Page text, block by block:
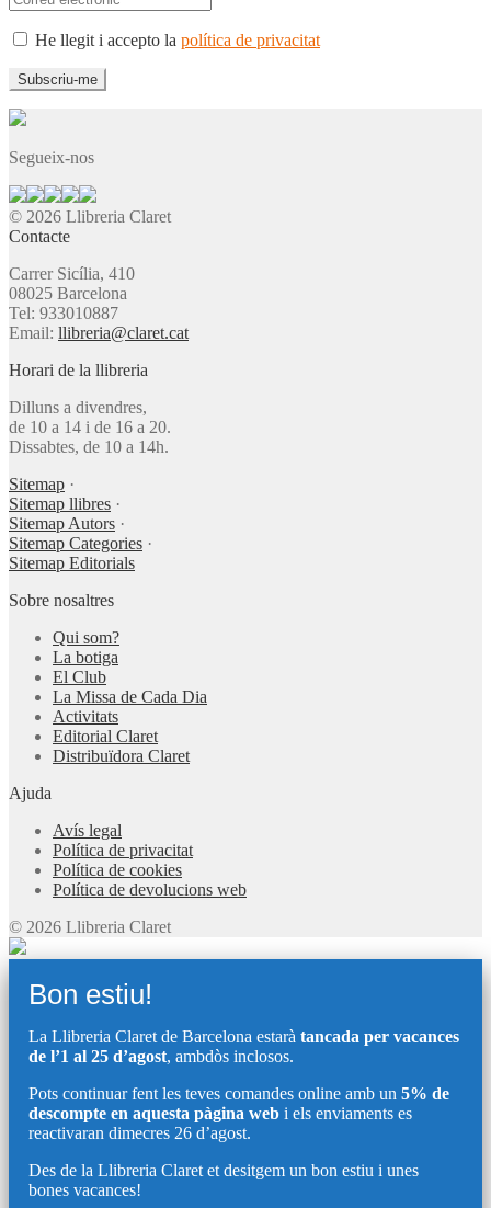
He llegit i accepto la política de privacitat
Segueix-nos
© 2026 Llibreria Claret
Contacte
Carrer Sicília, 410
08025 Barcelona
Tel: 933010887
Email: llibreria@claret.cat
Horari de la llibreria
Dilluns a divendres,
de 10 a 14 i de 16 a 20.
Dissabtes, de 10 a 14h.
Sitemap ·
Sitemap llibres ·
Sitemap Autors ·
Sitemap Categories ·
Sitemap Editorials
Sobre nosaltres
Qui som?
La botiga
El Club
La Missa de Cada Dia
Activitats
Editorial Claret
Distribuïdora Claret
Ajuda
Avís legal
Política de privacitat
Política de cookies
Política de devolucions web
© 2026 Llibreria Claret
Bon estiu!
La Llibreria Claret de Barcelona estarà tancada per vacances
de l’1 al 25 d’agost, ambdòs inclosos.
Pots continuar fent les teves comandes online amb un 5% de
descompte en aquesta pàgina web i els enviaments es
reactivaran dimecres 26 d’agost.
Des de la Llibreria Claret et desitgem un bon estiu i unes
bones vacances!